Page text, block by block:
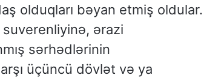
olduqları bəyan etmiş oldular.
ərazi
sərhədlərinin
üçüncü dövlət və ya